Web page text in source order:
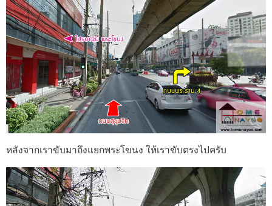
หลังจากเราขับมาถึงแยกพระโขนง ให้เราขับตรงไปครับ